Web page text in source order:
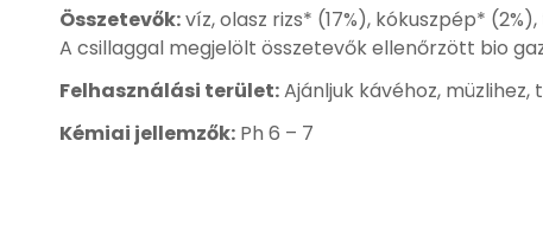
Összetevők:víz, olasz rizs* (17%), kókuszpép*
A csillaggal megjelölt összetevők ellenőrzött bio
Felhasználási terület:Ajánljuk kávéhoz,
Kémiai jellemzők: Ph 6 – 7